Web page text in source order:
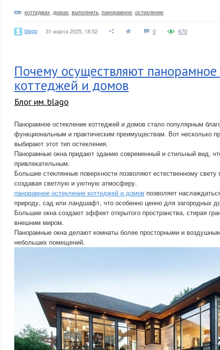
коттеджах домах выполнить панорамное остекление
blago 31 марта 2025, 18:52 0 670
Почему осуществляют панорамное
коттеджей и домов
Блог им. blago
Панорамное остекление коттеджей и домов стало популярным
функциональным и практическим преимуществам. Вот несколько
выбирают этот тип остекления.
Панорамные окна придают зданию современный и стильный вид,
привлекательным.
Большие стеклянные поверхности позволяют естественному
создавая светлую и уютную атмосферу.
панорамное остекление коттеджей и домов позволяет
природу, сад или ландшафт, что особенно ценно для загородных
Большие окна создают эффект открытого пространства, стирая
внешним миром.
Панорамные окна делают комнаты более просторными и
небольших помещений.